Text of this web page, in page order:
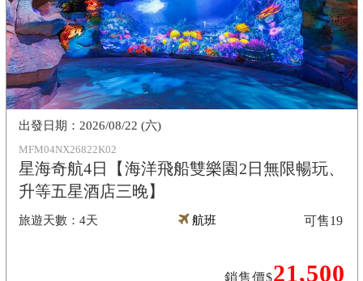
MFM04NX26822K02
星海奇航4日【海洋飛船雙樂園2日無限暢玩、
升等五星酒店三晚】
4天
2026/08/22 (六)
航班
銷售價$21,500
可售19